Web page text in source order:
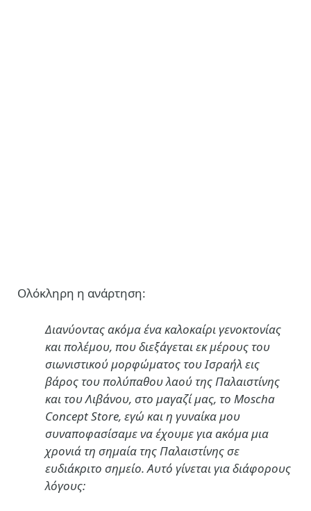
Ολόκληρη η ανάρτηση:
Διανύοντας ακόμα ένα καλοκαίρι γενοκτονίας
και πολέμου, που διεξάγεται εκ μέρους του
σιωνιστικού μορφώματος του Ισραήλ εις
βάρος του πολύπαθου λαού της Παλαιστίνης
και του Λιβάνου, στο μαγαζί μας, το Moscha
Concept Store, εγώ και η γυναίκα μου
συναποφασίσαμε να έχουμε για ακόμα μια
χρονιά τη σημαία της Παλαιστίνης σε
ευδιάκριτο σημείο. Αυτό γίνεται για διάφορους
λόγους: